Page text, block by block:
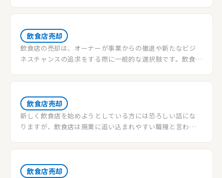
店じまいでも損失無く店舗を手放すことが出来る可能性も
す。飲食店売却
飲食店の売却は、オーナーが事業からの撤退や新たなビジ
ネスチャンスの追求をする際に一般的な選択肢です。飲食店
す。以下では、飲食店の売却に関する一般的な手順と考慮す
飲食店売却
新しく飲食店を始めようとしている方には恐ろしい話にな
りますが、飲食店は廃業に追い込まれやすい職種と言われ
で、10年以内となると全体の9割の店舗が廃業しています。
飲食店売却